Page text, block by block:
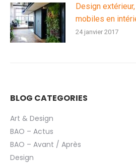
Design
mobiles en
24 janvier 2017
BLOG CATEGORIES
Art & Design
BAO – Actus
BAO – Avant / Après
Design